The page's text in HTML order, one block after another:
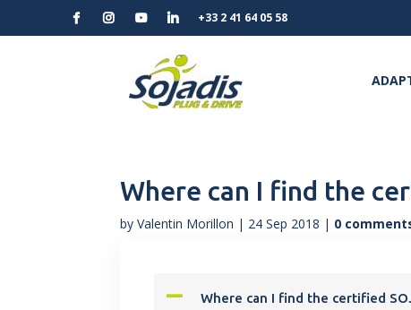
+33 2 41 64 05 58
Where can I find the
byValentin Morillon | 24 Sep 2018 | 0
A Where can I find the certified